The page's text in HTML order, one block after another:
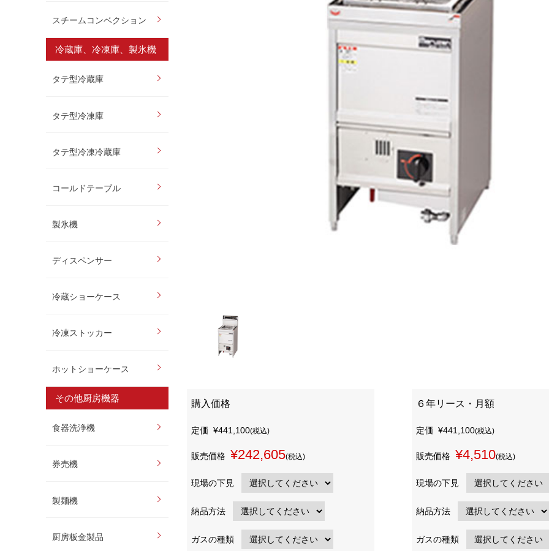
スチームコンベクション
冷蔵庫、冷凍庫、製氷機
タテ型冷蔵庫
タテ型冷凍庫
タテ型冷凍冷蔵庫
コールドテーブル
製氷機
ディスペンサー
冷蔵ショーケース
冷凍ストッカー
ホットショーケース
その他厨房機器
食器洗浄機
券売機
製麺機
厨房板金製品
購入価格
定価 ¥441,100(税込)
販売価格 ¥242,605(税込)
現場の下見
納品方法
ガスの種類
６年リース・月額
定価 ¥441,100(税込)
販売価格 ¥4,510(税込)
現場の下見
納品方法
ガスの種類